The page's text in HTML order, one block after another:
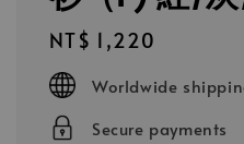
Regular
price
NT$ 1,220
Worldwide
Secure payments